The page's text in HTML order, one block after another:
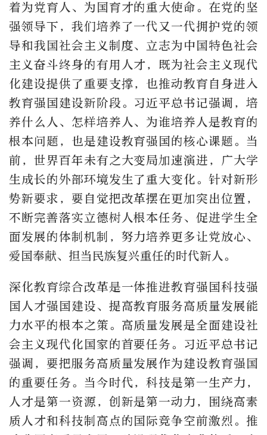
着为党育人、为国育才的重大使命。在党的坚
强领导下，我们培养了一代又一代拥护党的领
导和我国社会主义制度、立志为中国特色社会
主义奋斗终身的有用人才，既为社会主义现代
化建设提供了重要支撑，也推动教育自身进入
教育强国建设新阶段。习近平总书记强调，培
养什么人、怎样培养人、为谁培养人是教育的
根本问题，也是建设教育强国的核心课题。当
前，世界百年未有之大变局加速演进，广大学
生成长的外部环境发生了重大变化。针对新形
势新要求，要自觉把改革摆在更加突出位置，
不断完善落实立德树人根本任务、促进学生全
面发展的体制机制，努力培养更多让党放心、
爱国奉献、担当民族复兴重任的时代新人。
深化教育综合改革是一体推进教育强国科技强
国人才强国建设、提高教育服务高质量发展能
力水平的根本之策。高质量发展是全面建设社
会主义现代化国家的首要任务。习近平总书记
强调，要把服务高质量发展作为建设教育强国
的重要任务。当今时代，科技是第一生产力，
人才是第一资源，创新是第一动力，围绕高素
质人才和科技制高点的国际竞争空前激烈。推